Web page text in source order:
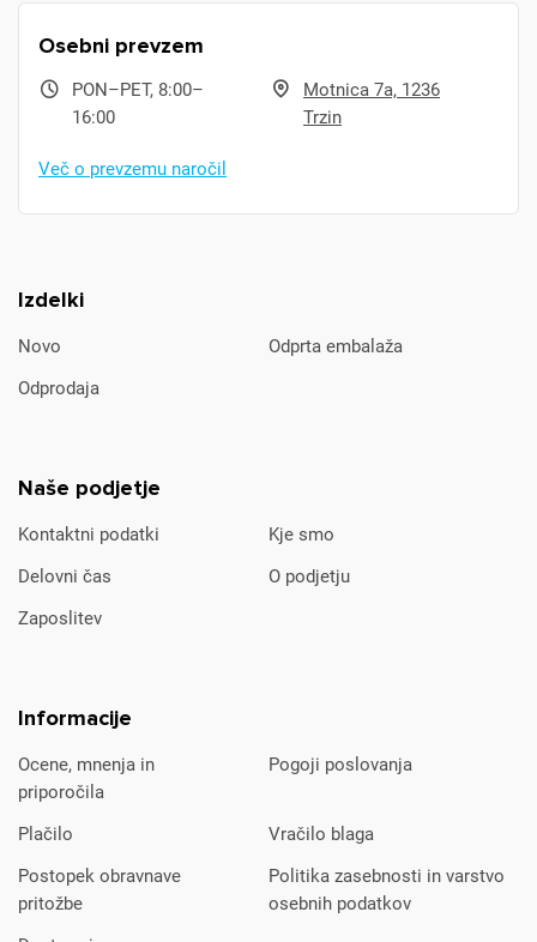
Izdelki
Novo
Odprta embalaža
Odprodaja
Naše podjetje
Kontaktni podatki
Kje smo
Delovni čas
O podjetju
Zaposlitev
Informacije
Ocene, mnenja in
priporočila
Pogoji poslovanja
Plačilo
Vračilo blaga
Postopek obravnave
pritožbe
Politika zasebnosti in varstvo
osebnih podatkov
Osebni prevzem
PON–PET, 8:00–
16:00
Motnica 7a, 1236
Trzin
Več o prevzemu naročil